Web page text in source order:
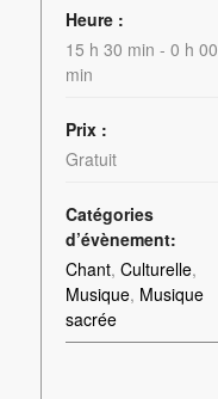
Heure :
15 h 30 min - 0 h 00
min
Prix :
Gratuit
Catégories
d’évènement:
Chant, Culturelle,
Musique, Musique
sacrée